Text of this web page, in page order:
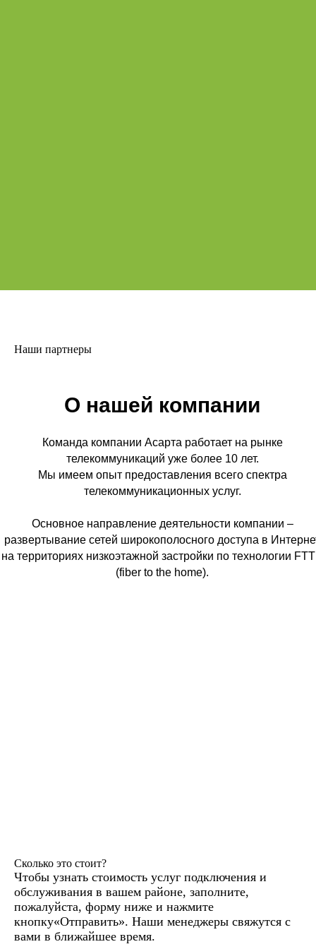
О нашей компании
Команда компании Асарта работает на рынке
телекоммуникаций уже более 10 лет.
Мы имеем опыт предоставления всего спектра
телекоммуникационных услуг.
Основное направление деятельности компании –
развертывание сетей широкополосного доступа в
на территориях низкоэтажной застройки по технологии
(fiber to the home).
Наши партнеры
Сколько это стоит?
Чтобы узнать стоимость услуг подключения и
обслуживания в вашем районе, заполните,
пожалуйста, форму ниже и нажмите
кнопку«Отправить». Наши менеджеры свяжутся с
вами в ближайшее время.